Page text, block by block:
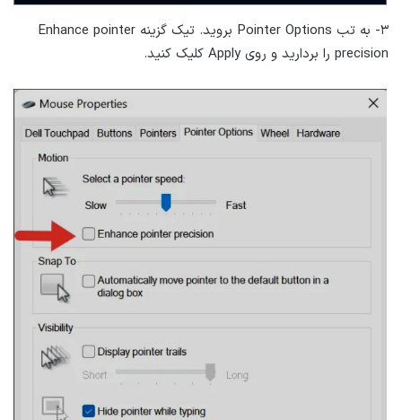
۳- به تب Pointer Options بروید. تیک گزینه Enhance pointer
precision را بردارید و روی Apply کلیک کنید.